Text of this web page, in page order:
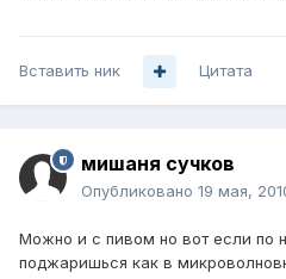
Вставить ник Цитата
мишаня сучков
Опубликовано 19 мая,
Можно и с пивом но вот если по
поджаришься как в